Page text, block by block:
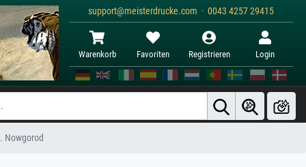
support@meisterdrucke.com · 0043 4257 29415
Warenkorb Favoriten Registrieren Login
Nowgorod